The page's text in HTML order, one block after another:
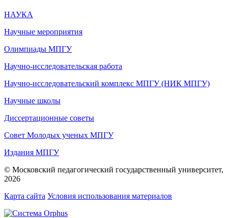
НАУКА
Научные мероприятия
Олимпиады МПГУ
Научно-исследовательская работа
Научно-исследовательский комплекс МПГУ (НИК МПГУ)
Научные школы
Диссертационные советы
Совет Молодых ученых МПГУ
Издания МПГУ
© Московский педагогический государственный университет,
2026
Карта сайта Условия использования материалов